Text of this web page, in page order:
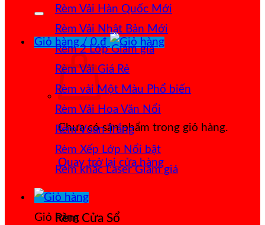
Giỏ hàng /0₫
Chưa có sản phẩm trong giỏ hàng.
Quay trở lại cửa hàng
Giỏ hàng
Rèm Vải Hàn Quốc
Rèm Vải Nhật Bản
Rèm 2 Lớp
Rèm Vải Giá Rẻ
Rèm vải Một Màu
Rèm Vải Hoa Văn Nổi
Rèm Voan Trắng
Rèm Xếp Lớp
Rèm khắc Laser
Rèm Cửa Sổ